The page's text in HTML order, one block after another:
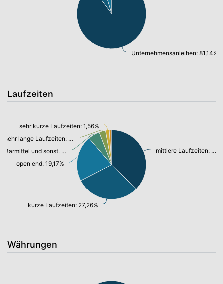
Unternehmensanleihen: 81,14%
Laufzeiten
mittlere Laufzeiten: 33,61%
kurze Laufzeiten: 27,26%
open end: 19,17%
Barmittel und sonst. VM: 4,91%
sehr lange Laufzeiten: 2,71%
sehr kurze Laufzeiten: 1,56%
Währungen